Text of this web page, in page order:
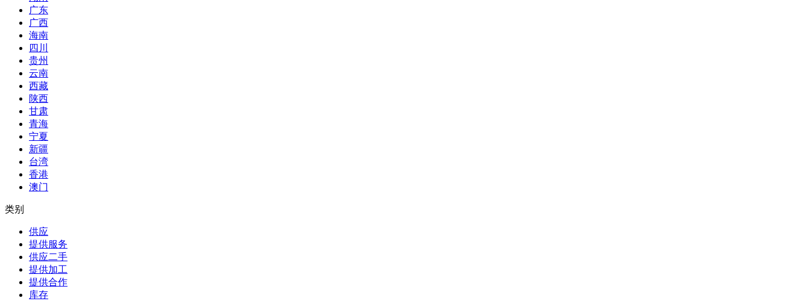
广东
广西
海南
四川
贵州
云南
西藏
陕西
甘肃
青海
宁夏
新疆
台湾
香港
澳门
类别
供应
提供服务
供应二手
提供加工
提供合作
库存